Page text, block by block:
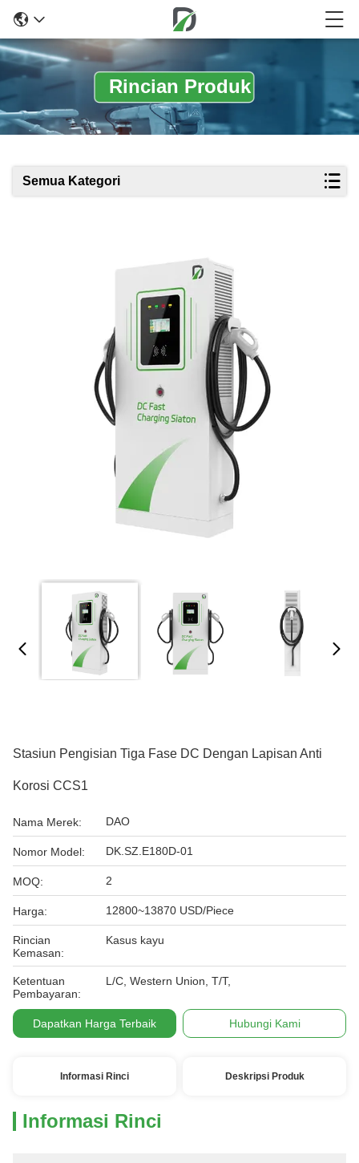
Rincian Produk
Semua Kategori
Stasiun Pengisian Tiga Fase DC Dengan Lapisan Anti
Korosi CCS1
Nama Merek: DAO
Nomor Model: DK.SZ.E180D-01
MOQ: 2
Harga: 12800~13870 USD/Piece
Rincian
Kemasan:
Kasus kayu
Ketentuan
Pembayaran:
L/C, Western Union, T/T,
Dapatkan Harga Terbaik Hubungi Kami
Informasi Rinci Deskripsi Produk
Informasi Rinci